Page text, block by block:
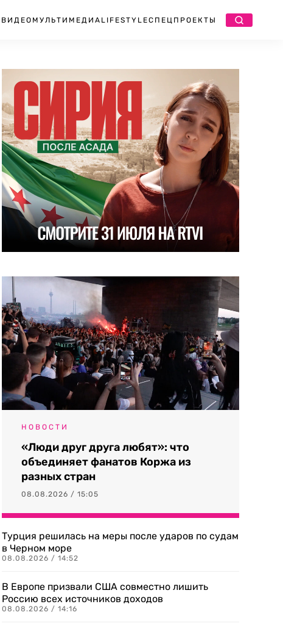
ВИДЕО МУЛЬТИМЕДИА LIFESTYLEСПЕЦПРОЕКТЫ
НОВОСТИ
«Люди друг друга любят»: что
объединяет фанатов Коржа из
разных стран
08.08.2026 / 15:05
Турция решилась на меры после ударов по судам
в Черном море
08.08.2026 / 14:52
В Европе призвали США совместно лишить
Россию всех источников доходов
08.08.2026 / 14:16